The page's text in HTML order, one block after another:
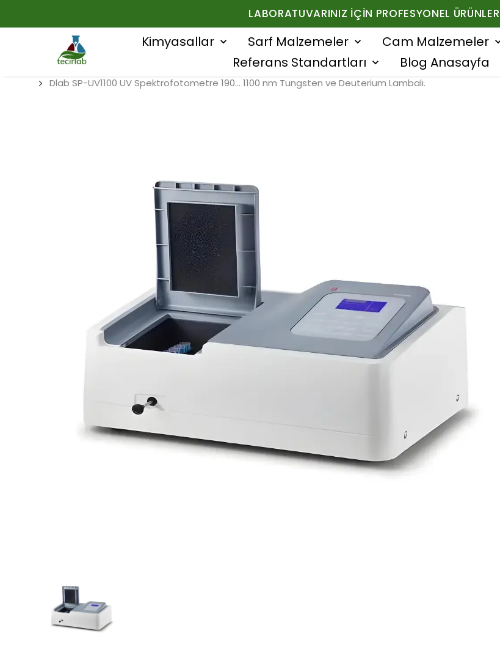
LABORATUVARINIZ İÇIN PROFESYONEL
Kimyasallar Sarf Malzemeler Cam Malzemeler
Referans Standartları
Blog Anasayfa
Dlab SP-UV1100 UV Spektrofotometre 190... 1100 nm Tungsten ve Deuterium Lambalı.